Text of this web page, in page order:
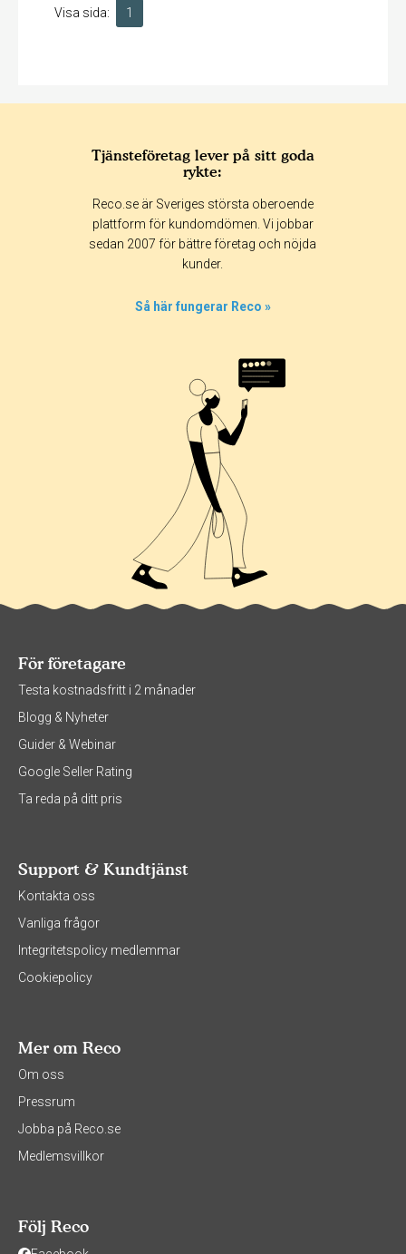
Visa sida: 1
Tjänsteföretag lever på sitt goda
rykte:
Reco.se är Sveriges största oberoende
plattform för kundomdömen. Vi jobbar
sedan 2007 för bättre företag och nöjda
kunder.
Så här fungerar Reco »
För företagare
Testa kostnadsfritt i 2 månader
Blogg & Nyheter
Guider & Webinar
Google Seller Rating
Ta reda på ditt pris
Support & Kundtjänst
Kontakta oss
Vanliga frågor
Integritetspolicy medlemmar
Cookiepolicy
Mer om Reco
Om oss
Pressrum
Jobba på Reco.se
Medlemsvillkor
Följ Reco